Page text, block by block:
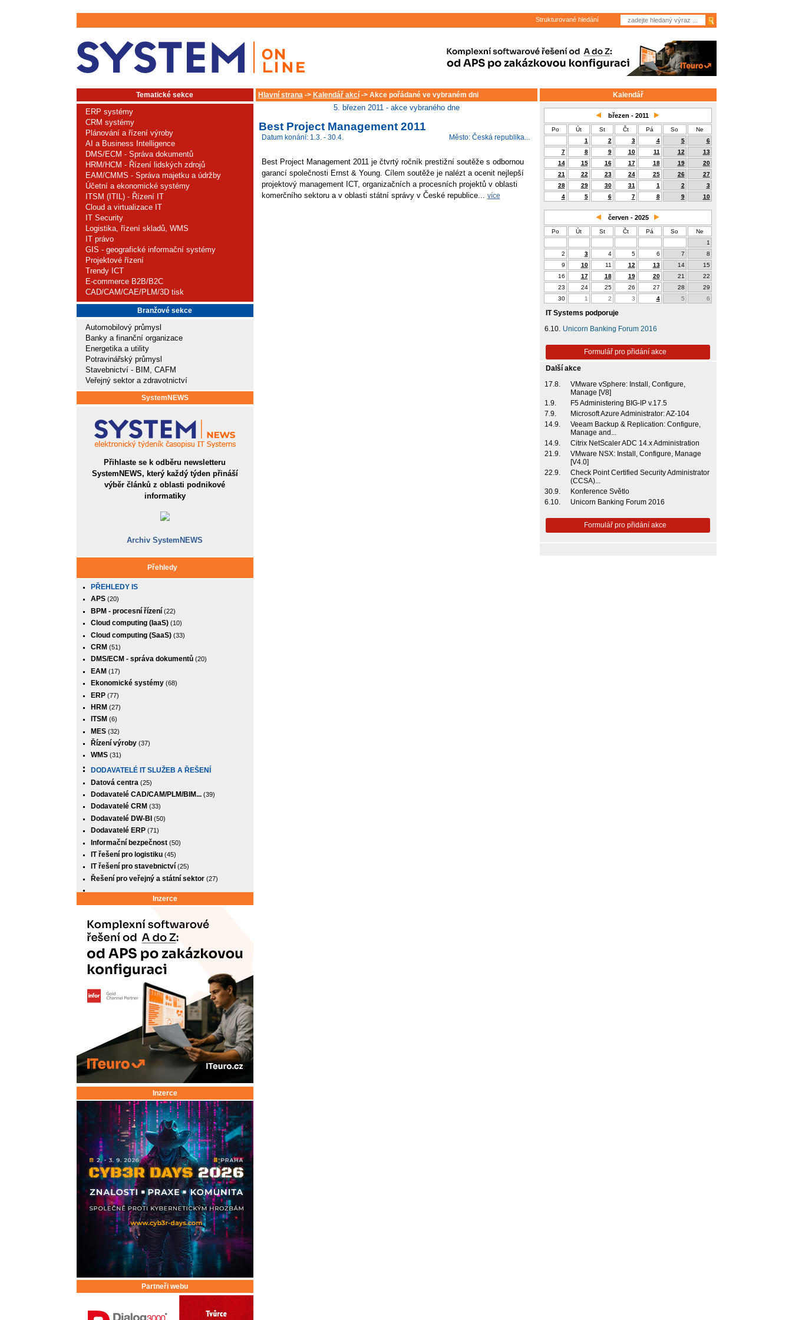
Strukturované hledání
Tematické sekce
ERP systémy
CRM systémy
Plánování a řízení výroby
AI a Business Intelligence
DMS/ECM - Správa dokumentů
HRM/HCM - Řízení lidských zdrojů
EAM/CMMS - Správa majetku a údržby
Účetní a ekonomické systémy
ITSM (ITIL) - Řízení IT
Cloud a virtualizace IT
IT Security
Logistika, řízení skladů, WMS
IT právo
GIS - geografické informační systémy
Projektové řízení
Trendy ICT
E-commerce B2B/B2C
CAD/CAM/CAE/PLM/3D tisk
Branžové sekce
Automobilový průmysl
Banky a finanční organizace
Energetika a utility
Potravinářský průmysl
Stavebnictví - BIM, CAFM
Veřejný sektor a zdravotnictví
SystemNEWS
Přihlaste se k odběru newsletteru
SystemNEWS, který každý týden přináší
výběr článků z oblasti podnikové
informatiky
Archiv SystemNEWS
Přehledy
PŘEHLEDY IS
APS(20)
BPM - procesní řízení(22)
Cloud computing (IaaS)(10)
Cloud computing (SaaS)(33)
CRM (51)
DMS/ECM - správa dokumentů(20)
EAM (17)
Ekonomické systémy(68)
ERP(77)
HRM (27)
ITSM (6)
MES(32)
Řízení výroby(37)
WMS(31)
DODAVATELÉ IT SLUŽEB A ŘEŠENÍ
Datová centra (25)
Dodavatelé CAD/CAM/PLM/BIM...(39)
Dodavatelé CRM (33)
Dodavatelé DW-BI (50)
Dodavatelé ERP(71)
Informační bezpečnost(50)
IT řešení pro logistiku(45)
IT řešení pro stavebnictví(25)
Řešení pro veřejný a státní sektor(27)
Inzerce
Inzerce
Partneři webu
Hlavní strana-> Kalendář akcí-> Akce pořádané ve vybraném dni
5. březen 2011 - akce vybraného dne
Best Project Management 2011
Datum konání: 1.3. - 30.4. Město: Česká republika...
Best Project Management 2011 je čtvrtý ročník prestižní soutěže s odbornou
garancí společnosti Ernst & Young. Cílem soutěže je nalézt a ocenit nejlepší
projektový management ICT, organizačních a procesních projektů v oblasti
komerčního sektoru a v oblasti státní správy v České republice... více
Kalendář
březen - 2011
Po Út St Čt Pá So
Ne
1
2 3 4 5
6
7
8 9 10 11 12
13
14
15 16 17 18 19
20
21
22 23 24 25 26
27
28
29 30 31 1 2
3
4
5 6 7 8 9 10
červen - 2025
Po Út St Čt Pá So
Ne
1
2
3 4 5 6 7
8
9
10 11 12 13 14
15
16
17 18 19 20 21
22
23
24 25 26 27 28
29
30
1 2 3 4 5 6
IT Systems podporuje
6.10. Unicorn Banking Forum 2016
Formulář pro přidání akce
Další akce
17.8.
VMware vSphere: Install, Configure,
Manage [V8]
1.9.
F5 Administering BIG-IP v.17.5
7.9.
Microsoft Azure Administrator: AZ-104
14.9.
Veeam Backup & Replication: Configure,
Manage and...
14.9.
Citrix NetScaler ADC 14.x Administration
21.9.
VMware NSX: Install, Configure, Manage
[V4.0]
22.9.
Check Point Certified Security Administrator
(CCSA)...
30.9.
Konference Světlo
6.10.
Unicorn Banking Forum 2016
Formulář pro přidání akce